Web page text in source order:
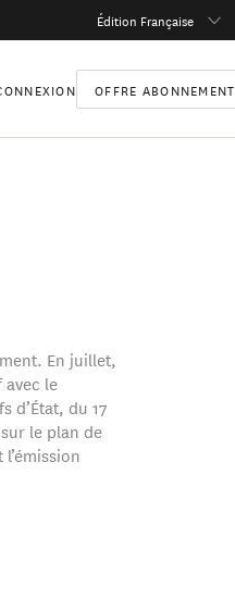
Édition Française
OFFRE ABONNEMENT
En juillet,
avec le
d’État, du 17
le plan de